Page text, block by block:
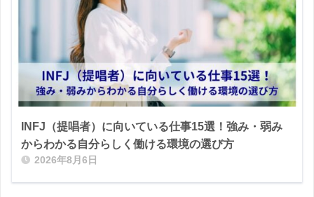
INFJ（提唱者）に向いている仕事15選！強み・弱み
からわかる自分らしく働ける環境の選び方
2026年8月6日